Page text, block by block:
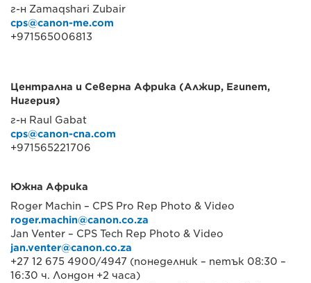
г-н Zamaqshari Zubair
cps@canon-me.com
+971565006813
Централна и Северна Африка (Алжир, Египет,
Нигерия)
г-н Raul Gabat
cps@canon-cna.com
+971565221706
Южна Африка
Roger Machin – CPS Pro Rep Photo & Video
roger.machin@canon.co.za
Jan Venter – CPS Tech Rep Photo & Video
jan.venter@canon.co.za
+27 12 675 4900/4947 (понеделник – петък 08:30 –
16:30 ч. Лондон +2 часа)